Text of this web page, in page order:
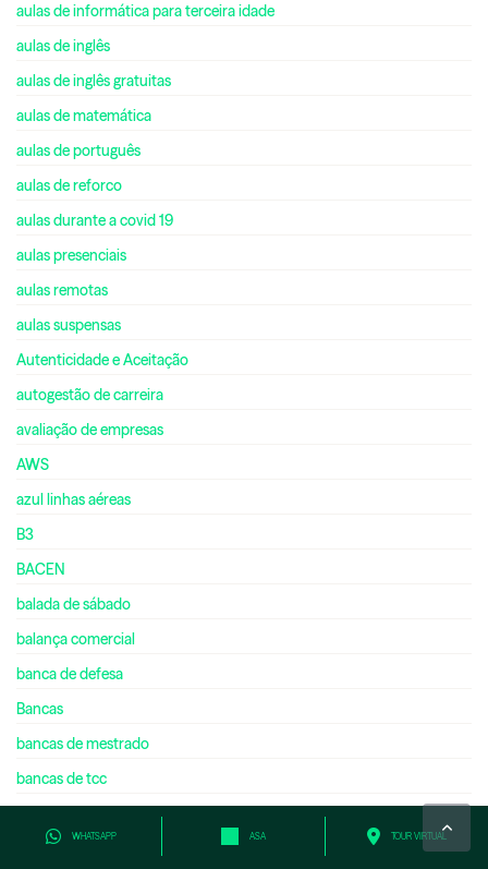
WHATSAPP ASA TOUR VIRTUAL
aulas de informática para terceira idade
aulas de inglês
aulas de inglês gratuitas
aulas de matemática
aulas de português
aulas de reforco
aulas durante a covid 19
aulas presenciais
aulas remotas
aulas suspensas
Autenticidade e Aceitação
autogestão de carreira
avaliação de empresas
AWS
azul linhas aéreas
B3
BACEN
balada de sábado
balança comercial
banca de defesa
Bancas
bancas de mestrado
bancas de tcc
banco central do brasil